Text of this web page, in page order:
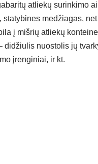
at­lie­kų su­rin­ki­mo
sta­ty­bi­nes me­džia­gas,
į miš­rių at­lie­kų
di­džiu­lis nuo­sto­lis jų
įren­gi­niai, ir kt.